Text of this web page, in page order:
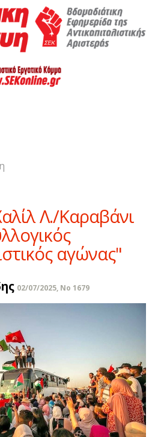
Λ./Kαραβάνι
αγώνας"
02/07/2025, No 1679